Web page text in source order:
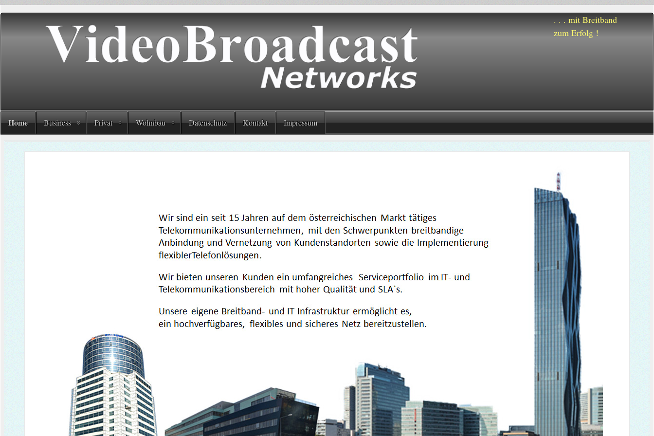
. . . mit Breitband
zum Erfolg !
Home Business Privat Wohnbau Datenschutz Kontakt Impressum